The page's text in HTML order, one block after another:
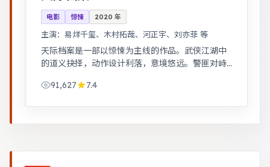
电影 惊悚 2020 年
主演： 易烊千玺、木村拓哉、河正宇、刘亦菲 等
天际档案是一部以惊悚为主线的作品。武侠江湖中
的道义抉择，动作设计利落，意境悠远。警匪对峙
91,627
7.4